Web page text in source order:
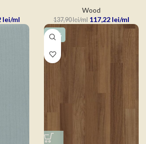
lei
Wood
137,90lei 117,22 lei
-15%